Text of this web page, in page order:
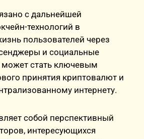
с дальнейшей
технологий в
пользователей через
и социальные
стать ключевым
принятия криптовалют и
интернету.
собой перспективный
интересующихся